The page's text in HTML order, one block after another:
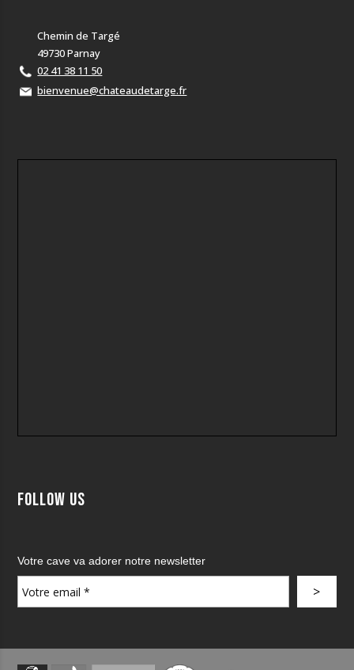
Chemin de Targé
49730 Parnay
02 41 38 11 50
bienvenue@chateaudetarge.fr
Follow us
Votre cave va adorer notre newsletter